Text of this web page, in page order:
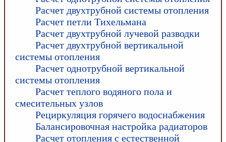
Расчет двухтрубной системы отопления
Расчет петли Тихельмана
Расчет двухтрубной лучевой разводки
Расчет двухтрубной вертикальной
системы отопления
Расчет однотрубной вертикальной
системы отопления
Расчет теплого водяного пола и
смесительных узлов
Рециркуляция горячего водоснабжения
Балансировочная настройка радиаторов
Расчет отопления с естественной